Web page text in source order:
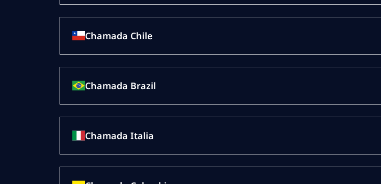
Chamada Chile
Chamada Brazil
Chamada Italia